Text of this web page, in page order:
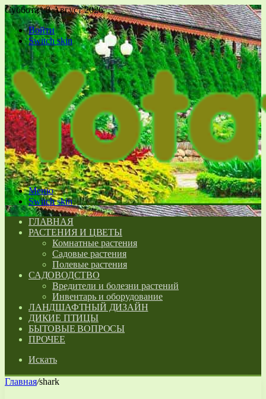
Суббота , 8 Август 2026
Войти
Switch skin
Меню
Switch skin
ГЛАВНАЯ
РАСТЕНИЯ И ЦВЕТЫ
Комнатные растения
Садовые растения
Полевые растения
САДОВОДСТВО
Вредители и болезни растений
Инвентарь и оборудование
ЛАНДШАФТНЫЙ ДИЗАЙН
ДИКИЕ ПТИЦЫ
БЫТОВЫЕ ВОПРОСЫ
ПРОЧЕЕ
Искать
Главная/shark